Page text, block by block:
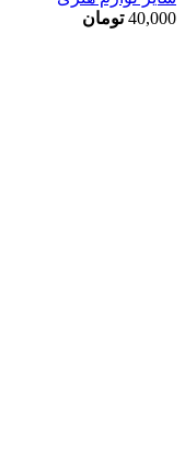
40,000 تومان